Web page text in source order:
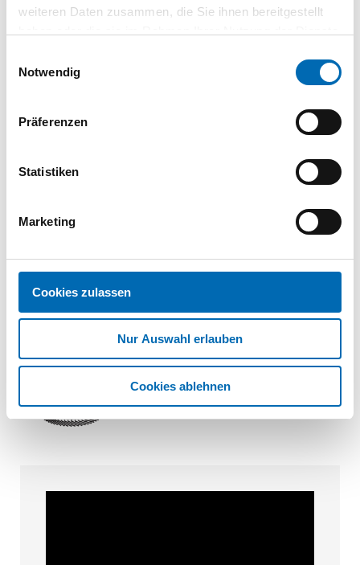
weiteren Daten zusammen, die Sie ihnen bereitgestellt
Notwendig
Präferenzen
Statistiken
Marketing
Cookies zulassen
Nur Auswahl erlauben
Cookies ablehnen
Datenblatt 2
Datenblatt 3
Datenblatt 4